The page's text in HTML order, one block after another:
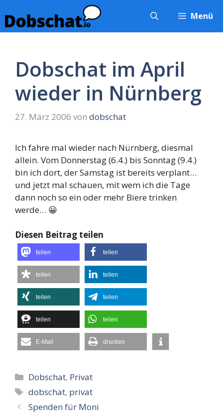
Inhalt
springen
Menü
Dobschat im April
wieder in Nürnberg
27. März 2006 von dobschat
Ich fahre mal wieder nach Nürnberg, diesmal
allein. Vom Donnerstag (6.4.) bis Sonntag (9.4.)
bin ich dort, der Samstag ist bereits verplant…
und jetzt mal schauen, mit wem ich die Tage
dann noch so ein oder mehr Biere trinken
werde… 😀
Diesen Beitrag teilen
teilen teilen
teilen teilen
teilen teilen
teilen teilen
E-Mail drucken
Kategorien
Dobschat, Privat
Schlagwörter
dobschat, privat
Spenden für Moni